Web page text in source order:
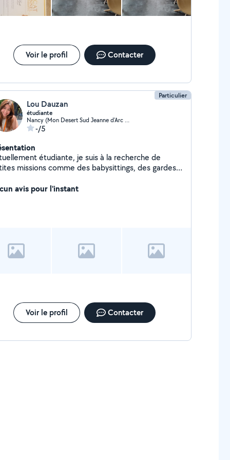
aider maman de 2 enfants mais n'a aucun
pour me libérer facilement
Voir le profil Contacter
Particulier
Lou Dauzan
étudiante
Nancy (Mon Desert Sud Jeanne d'Arc Ouest)
-/5
étudiante, je suis à la recherche de
missions comme des babysittings, des gardes
!
avis pour l'instant
Voir le profil Contacter